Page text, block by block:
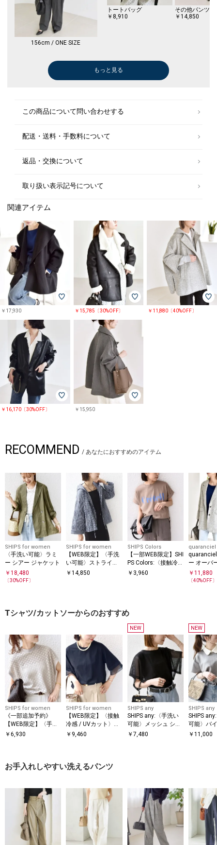
156cm / ONE SIZE
トートバッグ
￥8,910
その他パンツ
￥14,850
ショルダーバッグ
もっと見る
この商品について問い合わせする
配送・送料・手数料について
返品・交換について
取り扱い表示記号について
関連アイテム
￥17,930 ￥15,785〔30%OFF〕 ￥11,880〔40%OFF〕
￥16,170〔30%OFF〕 ￥15,950
RECOMMEND / あなたにおすすめのアイテム
SHIPS for women
〈手洗い可能〉ラミ
ー シアー ジャケット
￥ 18,480
〔30%OFF〕
SHIPS for women
【WEB限定】〈手洗
い可能〉ストライプ
フード 羽織り シャツ
￥14,850
SHIPS Colors
【一部WEB限定】SHI
PS Colors:〈接触冷
感・UVカット〉ビッ
￥ 3,960
quaranciel
ー オーバ
ド ジャケ
￥11,880
〔40%OFF〕
Tシャツ/カットソーからのおすすめ
SHIPS for women
《一部追加予約》
【WEB限定】〈手洗
い可能〉アイレット
￥ 6,930
SHIPS for women
【WEB限定】〈接触
冷感 / UVカット〉シ
アー オーガンジー コ
￥ 9,460
NEW
SHIPS any
SHIPS any:〈手洗い
可能〉メッシュ シア
ー ハンカチ スリーブ
￥ 7,480
NEW
SHIPS any
SHIPS
可能〉バ
ョートス
￥11,000
お手入れしやすい洗えるパンツ